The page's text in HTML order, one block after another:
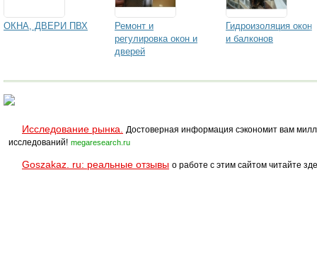
ОКНА, ДВЕРИ ПВХ
Ремонт и
регулировка окон и
дверей
Гидроизоляция окон
и балконов
Исследование рынка.
Достоверная информация сэкономит вам
исследований! megaresearch.ru
Goszakaz. ru: реальные отзывы о работе с этим сайтом читайте